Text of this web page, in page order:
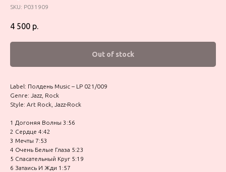
SKU: P031909
4 500 р.
Out of stock
Label: Полдень Music – LP 021/009
Genre: Jazz, Rock
Style: Art Rock, Jazz-Rock
1 Догоняя Волны 3:56
2 Сердце 4:42
3 Мечты 7:53
4 Очень Белые Глаза 5:23
5 Спасательный Круг 5:19
6 Затаись И Жди 1:57